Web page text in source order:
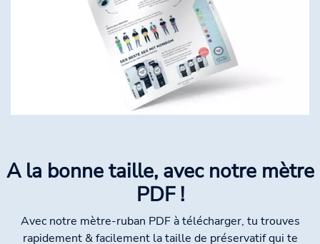
A la bonne taille, avec notre mètre
PDF !
Avec notre mètre-ruban PDF à télécharger, tu trouves
rapidement & facilement la taille de préservatif qui te